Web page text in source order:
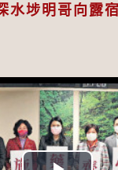
水埗明哥向露